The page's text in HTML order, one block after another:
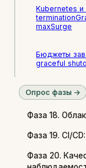
Kubernetes
maxSurge
Бюджеты
graceful
Опрос фазы →
Фаза 18.
Фаза 19. CI/
Фаза 20.